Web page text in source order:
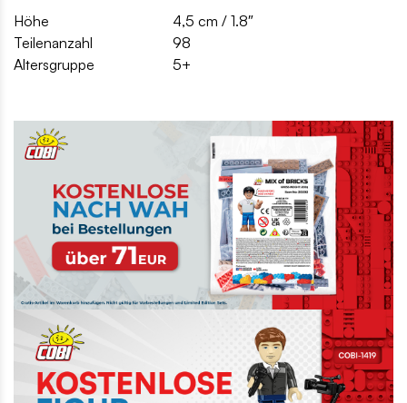
Höhe
4,5 cm / 1.8″
Teilenanzahl
98
Altersgruppe
5+